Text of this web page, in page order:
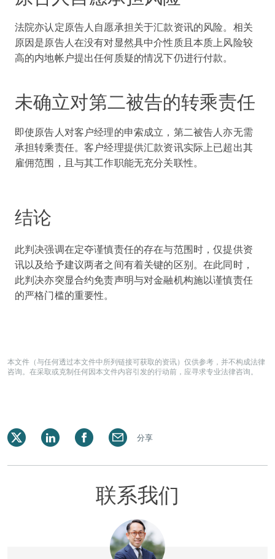
法院亦认定原告人自愿承担关于汇款资讯的风险。相关
原因是原告人在没有对显然具中介性质且本质上风险较
高的内地帐户提出任何质疑的情况下仍进行付款。
未确立对第二被告的转乘责任
即使原告人对客户经理的申索成立，第二被告人亦无需
承担转乘责任。客户经理提供汇款资讯实际上已超出其
雇佣范围，且与其工作职能无充分关联性。
结论
此判决强调在定夺谨慎责任的存在与范围时，仅提供资
讯以及给予建议两者之间有着关键的区别。在此同时，
此判决亦突显合约免责声明与对金融机构施以谨慎责任
的严格门槛的重要性。
本文件（与任何透过本文件中所列链接可获取的资讯）仅供参考，并不构成法律
咨询。在采取或克制任何因本文件内容引发的行动前，应寻求专业法律咨询。
分享
联系我们